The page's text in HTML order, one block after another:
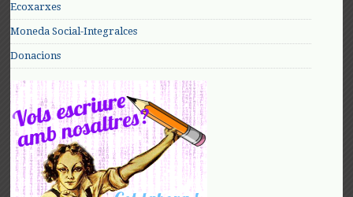
Ecoxarxes
Moneda Social-Integralces
Donacions